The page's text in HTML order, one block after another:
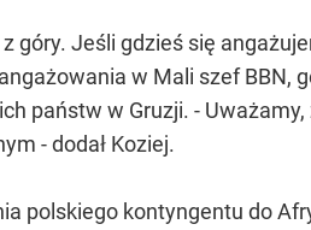
Jeśli gdzieś się
w Mali szef BBN,
państw w Gruzji. -
- dodał Koziej.
polskiego kontyngentu do